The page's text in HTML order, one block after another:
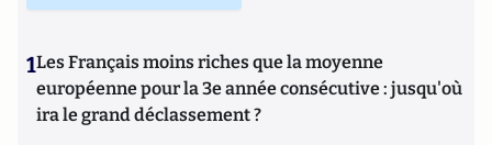
1Les Français moins riches que la moyenne
européenne pour la 3e année consécutive : jusqu'où
ira le grand déclassement ?